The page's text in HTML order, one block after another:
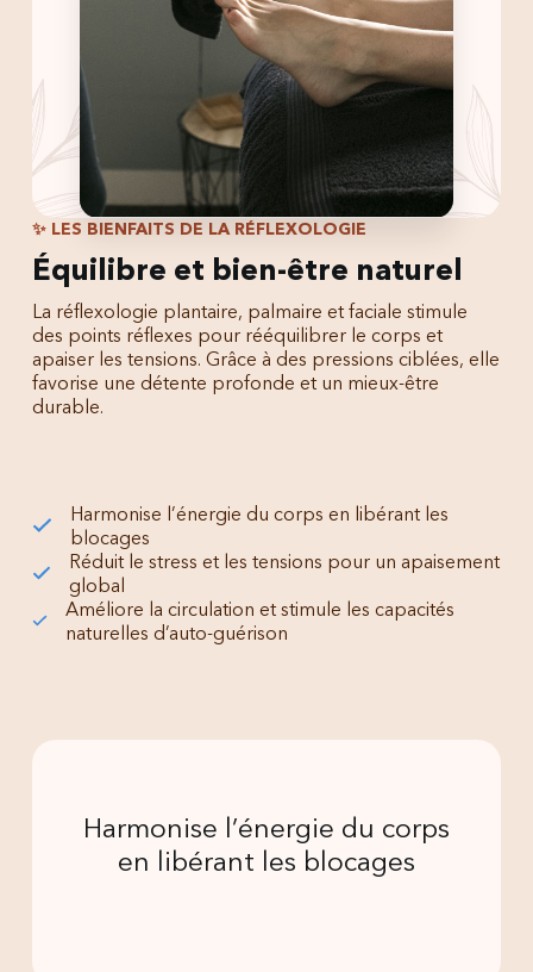
✨ LES BIENFAITS DE LA RÉFLEXOLOGIE
Équilibre et bien-être naturel
La réflexologie plantaire, palmaire et faciale stimule
des points réflexes pour rééquilibrer le corps et
apaiser les tensions. Grâce à des pressions ciblées, elle
favorise une détente profonde et un mieux-être
durable.
Harmonise l’énergie du corps en libérant les
blocages
Réduit le stress et les tensions pour un apaisement
global
Améliore la circulation et stimule les capacités
naturelles d’auto-guérison
Harmonise l’énergie du corps
en libérant les blocages